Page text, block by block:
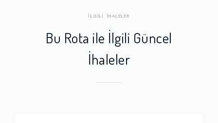
İLGİLİ İHALELER
Bu Rota ile İlgili Güncel
İhaleler